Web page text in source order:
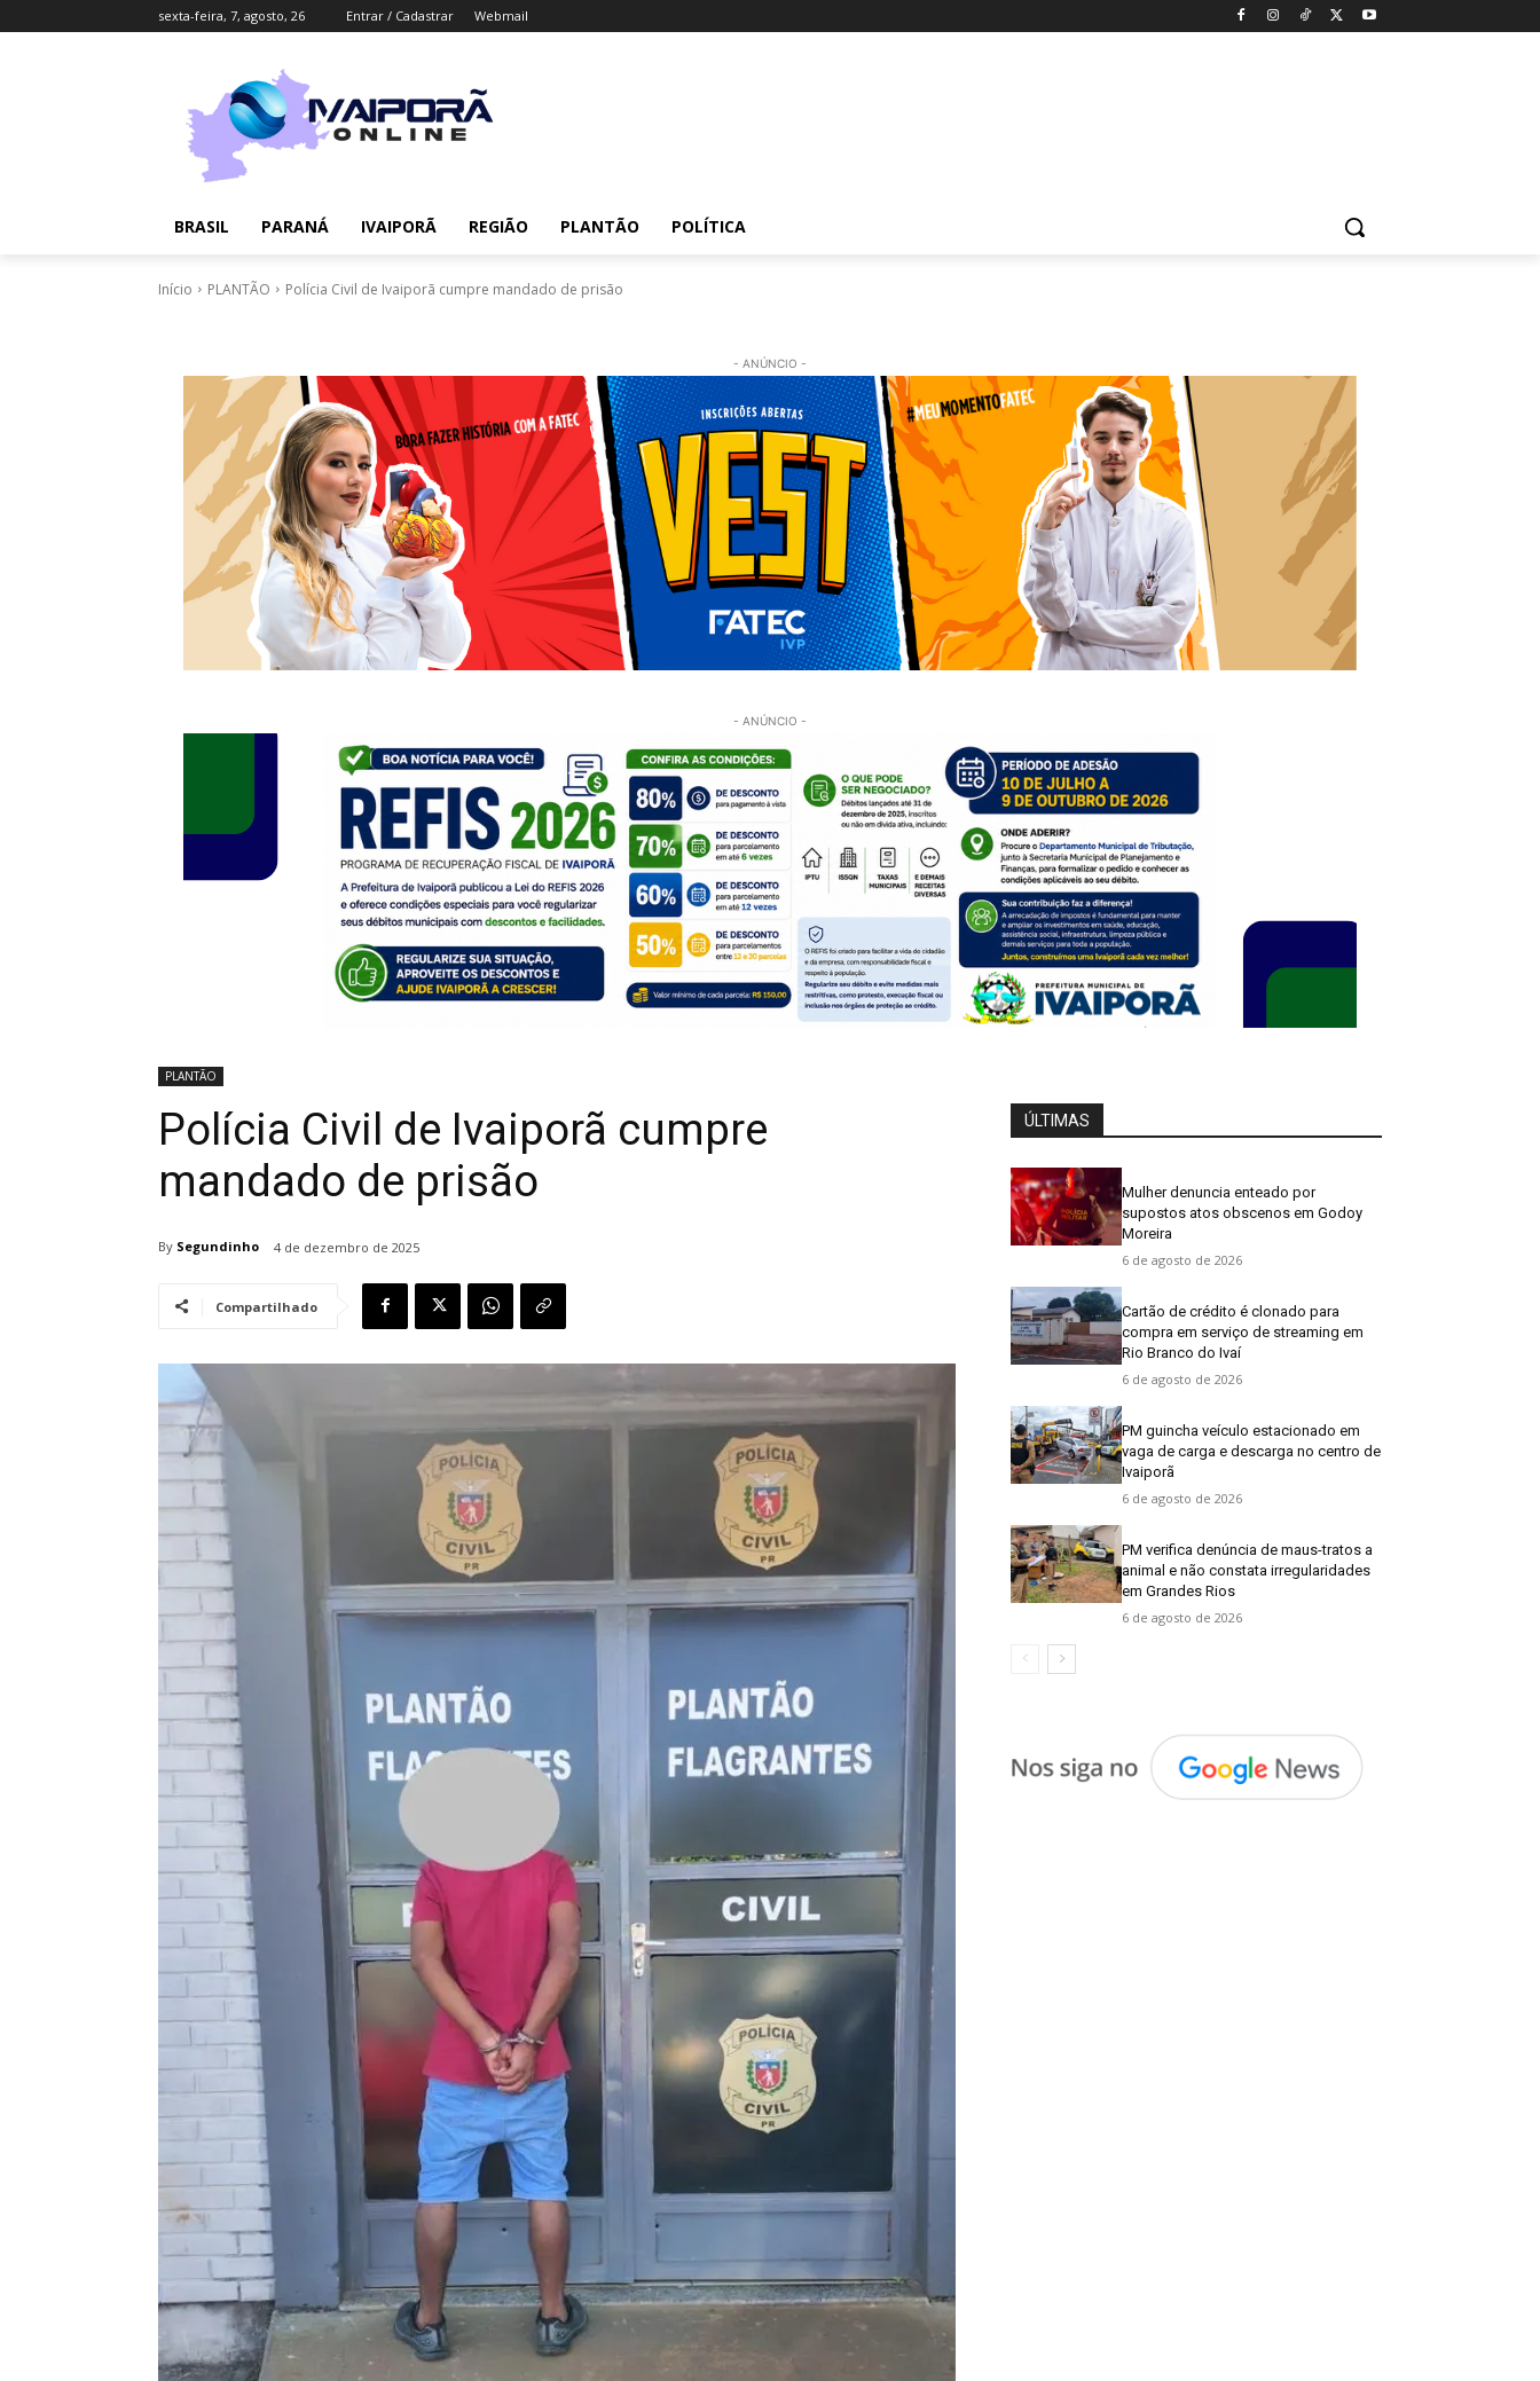
sexta-feira, 7, agosto, 26 Entrar / Cadastrar Webmail
BRASIL PARANÁ IVAIPORÃ REGIÃO PLANTÃO POLÍTICA
Início PLANTÃO Polícia Civil de Ivaiporã cumpre mandado de prisão
- ANÚNCIO -
- ANÚNCIO -
PLANTÃO
Polícia Civil de Ivaiporã cumpre
mandado de prisão
By Segundinho 4 de dezembro de 2025
Compartilhado
ÚLTIMAS
Mulher denuncia enteado por
supostos atos obscenos em Godoy
Moreira
6 de agosto de 2026
Cartão de crédito é clonado para
compra em serviço de streaming em
Rio Branco do Ivaí
6 de agosto de 2026
PM guincha veículo estacionado em
vaga de carga e descarga no centro de
Ivaiporã
6 de agosto de 2026
PM verifica denúncia de maus-tratos a
animal e não constata irregularidades
em Grandes Rios
6 de agosto de 2026